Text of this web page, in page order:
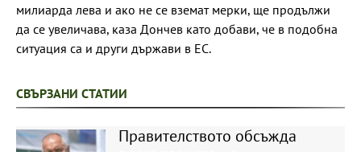
милиарда лева и ако не се вземат мерки, ще продължи
да се увеличава, каза Дончев като добави, че в подобна
ситуация са и други държави в ЕС.
СВЪРЗАНИ СТАТИИ
Правителството обсъжда